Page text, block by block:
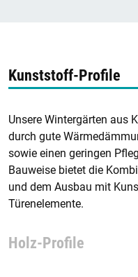
Kunststoff-Profile
Unsere Wintergärten aus
durch gute
sowie einen geringen
Bauweise bietet die
und dem Ausbau mit
Türenelemente.
Holz-Profile